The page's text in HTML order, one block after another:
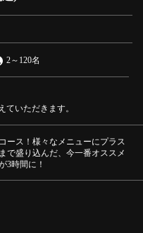
2～ 120名
いただきます。
ース！様々なメニューにプラス
で盛り込んだ、今一番オススメ
3時間に！